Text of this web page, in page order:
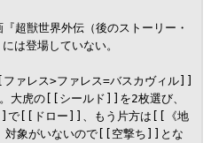
獣世界外伝（後のストーリー・
は登場していない。
ァレス>ファレス=バスカヴィル]]
虎の[[シールド]]を2枚選び、
で[[ドロー]]、もう片方は[[《地
対象がいないので[[空撃ち]]とな